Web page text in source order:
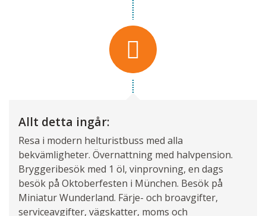
Allt detta ingår:
Resa i modern helturistbuss med alla
bekvämligheter. Övernattning med halvpension.
Bryggeribesök med 1 öl, vinprovning, en dags
besök på Oktoberfesten i München. Besök på
Miniatur Wunderland. Färje- och broavgifter,
serviceavgifter, vägskatter, moms och